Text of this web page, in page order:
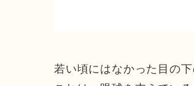
若い頃にはなかった目の下